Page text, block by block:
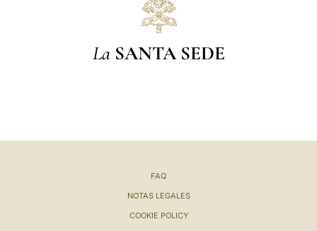
La SANTA SEDE
FAQ
NOTAS LEGALES
COOKIE POLICY